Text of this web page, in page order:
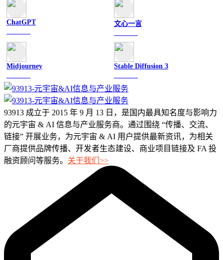
ChatGPT 文心一言
Midjourney Stable Diffusion 3
93913 成立于 2015 年 9 月 13 日，是国内最具知名度与影响力
的元宇宙 & AI 信息与产业服务商。通过围绕 “传播、交流、
链接” 开展业务，为元宇宙 & AI 用户提供最新资讯，为相关
厂商提供品牌传播、开发者生态建设、商业项目链接及 FA 投
融资顾问等服务。 关于我们>>